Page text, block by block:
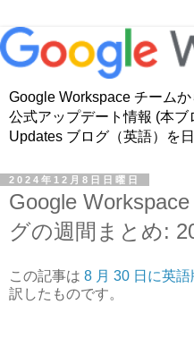
Google Workspace チーム
公式アップデート情報 (本
Updates ブログ（英語）を
2024年12月8日日曜日
Google
グの週間まとめ:
この記事は 8 月 30 日に英
訳したものです。